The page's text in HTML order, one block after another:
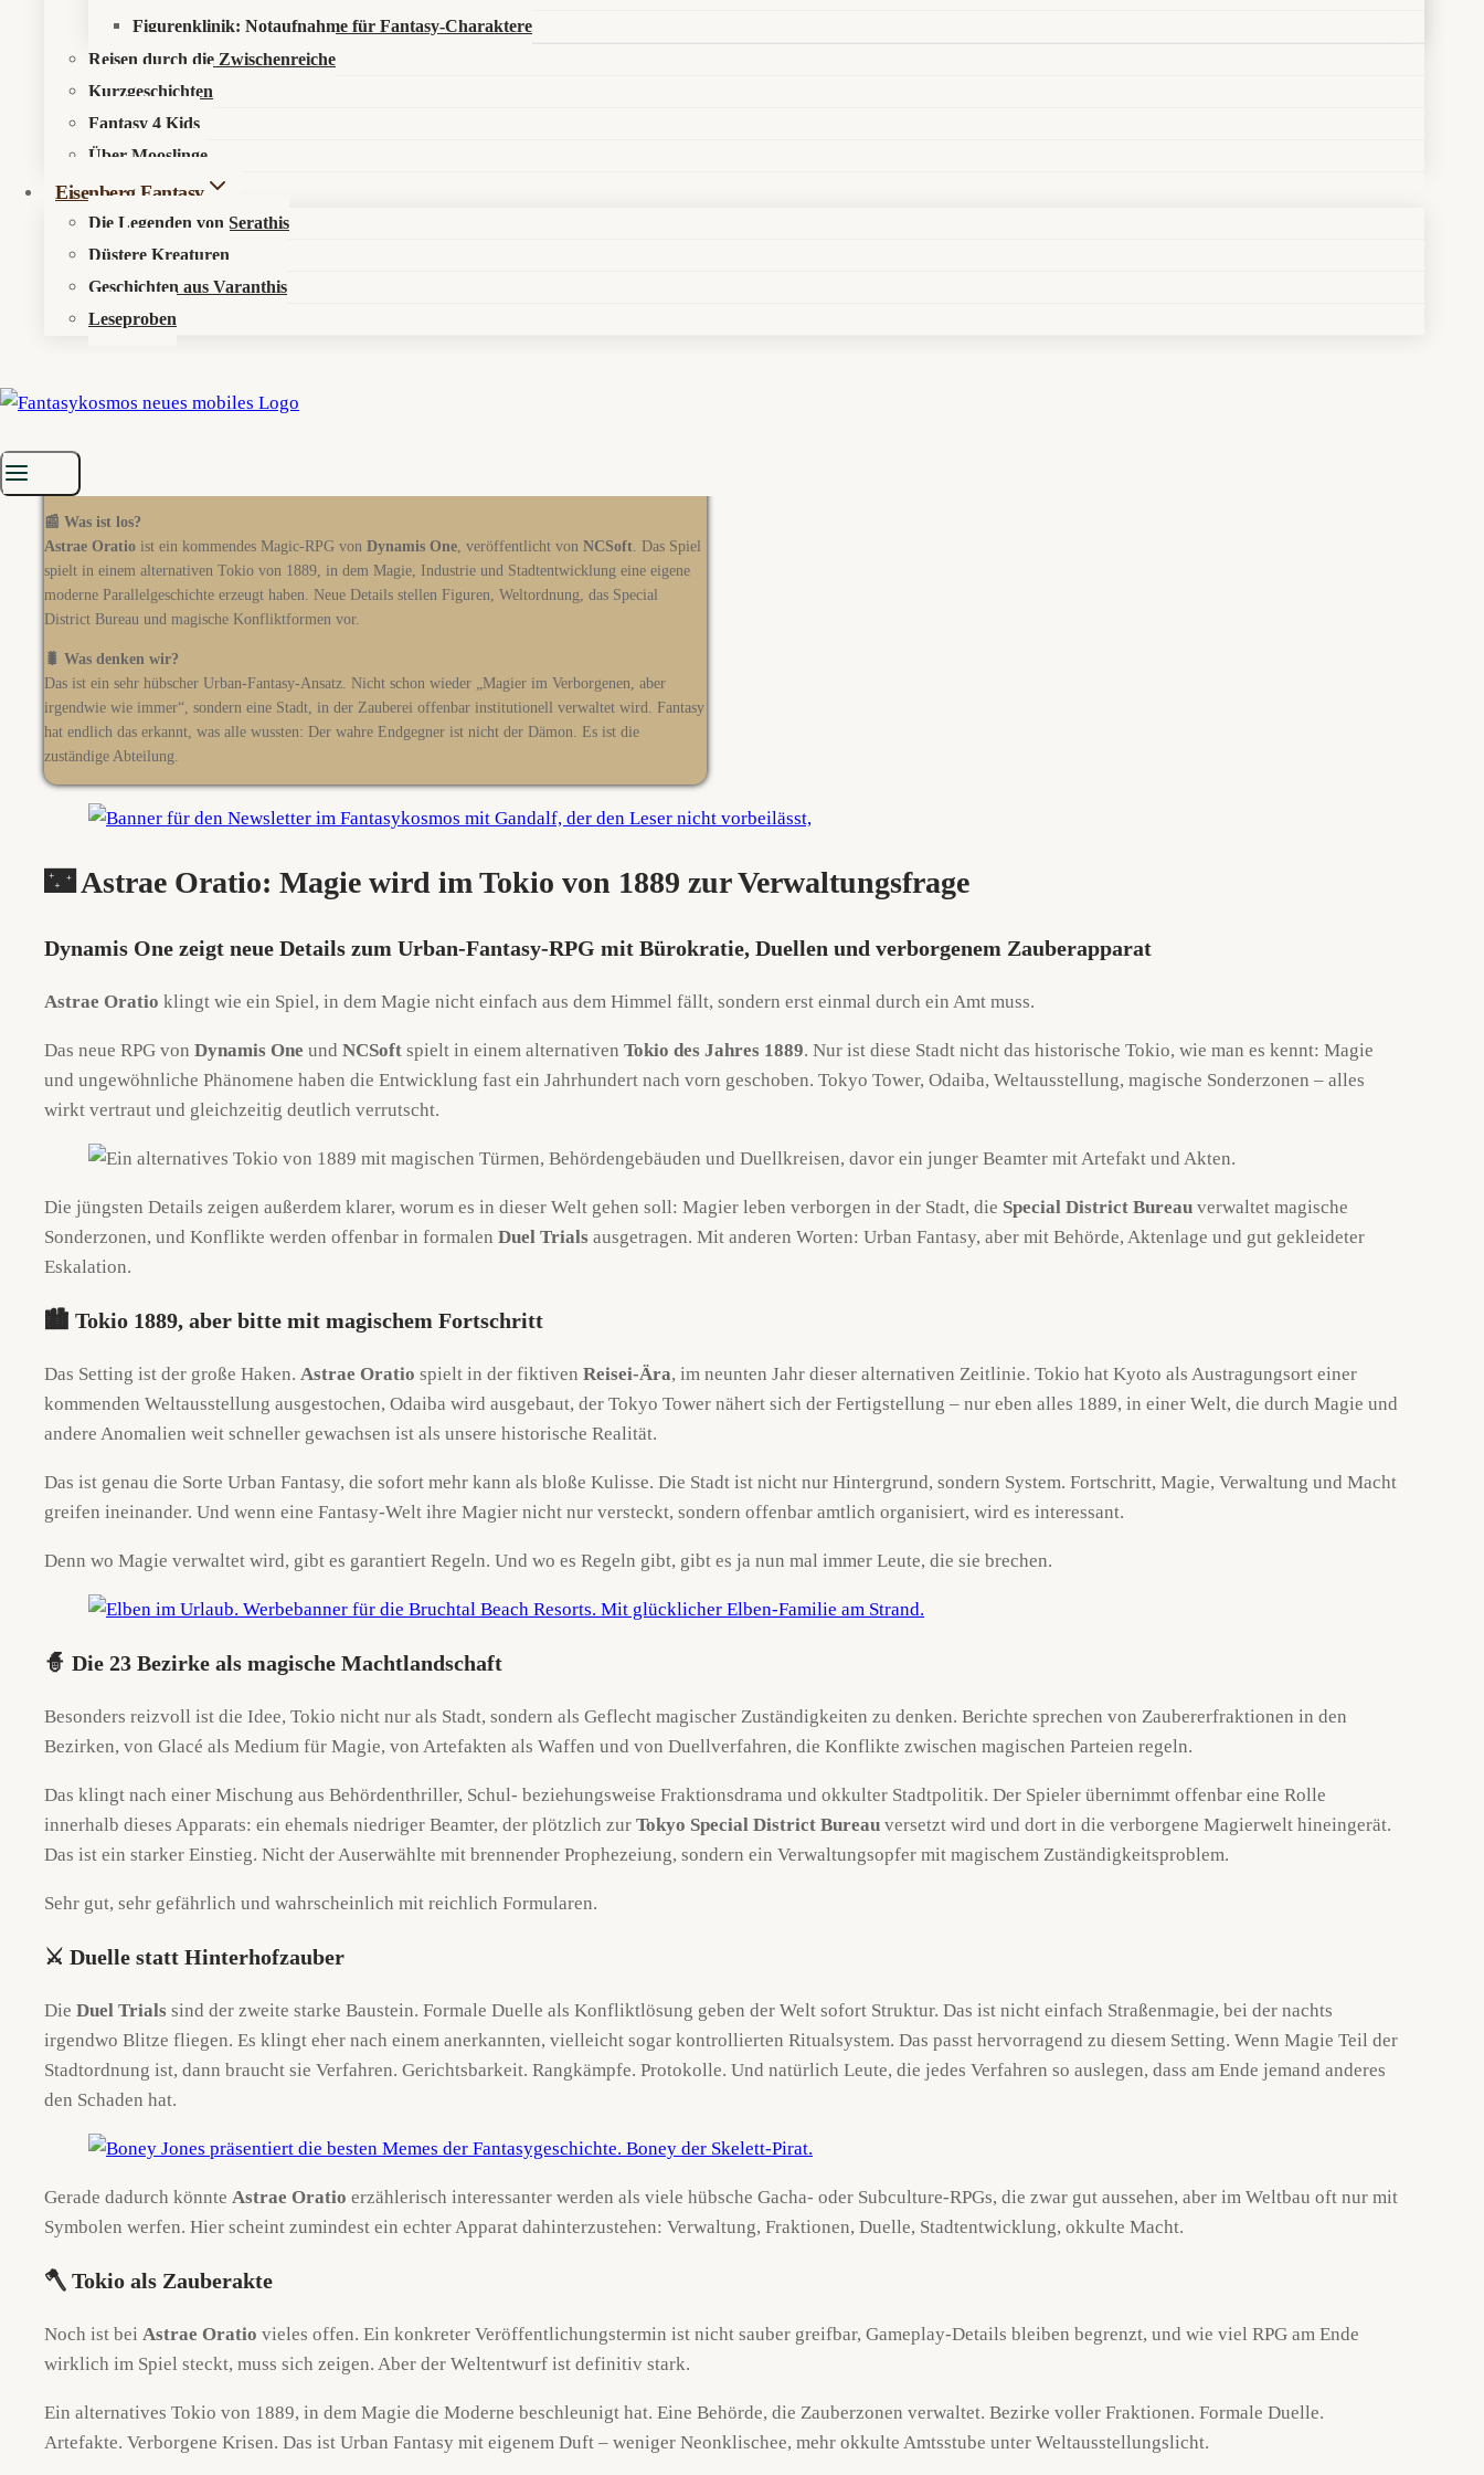
Figurenklinik: Notaufnahme für Fantasy-Charaktere
Reisen durch die Zwischenreiche
Kurzgeschichten
Fantasy 4 Kids
Über Mooslinge
Eisenberg Fantasy
Die Legenden von Serathis
Düstere Kreaturen
Geschichten aus Varanthis
Leseproben
Startseite»Aktuelles
📰 Was ist los?
Astrae Oratio ist ein kommendes Magic-RPG von Dynamis One, veröffentlicht von NCSoft. Das Spiel
spielt in einem alternativen Tokio von 1889, in dem Magie, Industrie und Stadtentwicklung eine eigene
moderne Parallelgeschichte erzeugt haben. Neue Details stellen Figuren, Weltordnung, das Special
District Bureau und magische Konfliktformen vor.
🐛 Was denken wir?
Das ist ein sehr hübscher Urban-Fantasy-Ansatz. Nicht schon wieder „Magier im Verborgenen, aber
irgendwie wie immer“, sondern eine Stadt, in der Zauberei offenbar institutionell verwaltet wird. Fantasy
hat endlich das erkannt, was alle wussten: Der wahre Endgegner ist nicht der Dämon. Es ist die
zuständige Abteilung.
🌃 Astrae Oratio: Magie wird im Tokio von 1889 zur Verwaltungsfrage
Dynamis One zeigt neue Details zum Urban-Fantasy-RPG mit Bürokratie, Duellen und verborgenem Zauberapparat
Astrae Oratio klingt wie ein Spiel, in dem Magie nicht einfach aus dem Himmel fällt, sondern erst einmal durch ein Amt muss.
Das neue RPG von Dynamis One und NCSoft spielt in einem alternativen Tokio des Jahres 1889. Nur ist diese Stadt nicht das historische Tokio, wie man es kennt: Magie
und ungewöhnliche Phänomene haben die Entwicklung fast ein Jahrhundert nach vorn geschoben. Tokyo Tower, Odaiba, Weltausstellung, magische Sonderzonen – alles
wirkt vertraut und gleichzeitig deutlich verrutscht.
Die jüngsten Details zeigen außerdem klarer, worum es in dieser Welt gehen soll: Magier leben verborgen in der Stadt, die Special District Bureau verwaltet magische
Sonderzonen, und Konflikte werden offenbar in formalen Duel Trials ausgetragen. Mit anderen Worten: Urban Fantasy, aber mit Behörde, Aktenlage und gut gekleideter
Eskalation.
🏙️ Tokio 1889, aber bitte mit magischem Fortschritt
Das Setting ist der große Haken. Astrae Oratio spielt in der fiktiven Reisei-Ära, im neunten Jahr dieser alternativen Zeitlinie. Tokio hat Kyoto als Austragungsort einer
kommenden Weltausstellung ausgestochen, Odaiba wird ausgebaut, der Tokyo Tower nähert sich der Fertigstellung – nur eben alles 1889, in einer Welt, die durch Magie und
andere Anomalien weit schneller gewachsen ist als unsere historische Realität.
Das ist genau die Sorte Urban Fantasy, die sofort mehr kann als bloße Kulisse. Die Stadt ist nicht nur Hintergrund, sondern System. Fortschritt, Magie, Verwaltung und Macht
greifen ineinander. Und wenn eine Fantasy-Welt ihre Magier nicht nur versteckt, sondern offenbar amtlich organisiert, wird es interessant.
Denn wo Magie verwaltet wird, gibt es garantiert Regeln. Und wo es Regeln gibt, gibt es ja nun mal immer Leute, die sie brechen.
🧙 Die 23 Bezirke als magische Machtlandschaft
Besonders reizvoll ist die Idee, Tokio nicht nur als Stadt, sondern als Geflecht magischer Zuständigkeiten zu denken. Berichte sprechen von Zaubererfraktionen in den
Bezirken, von Glacé als Medium für Magie, von Artefakten als Waffen und von Duellverfahren, die Konflikte zwischen magischen Parteien regeln.
Das klingt nach einer Mischung aus Behördenthriller, Schul- beziehungsweise Fraktionsdrama und okkulter Stadtpolitik. Der Spieler übernimmt offenbar eine Rolle
innerhalb dieses Apparats: ein ehemals niedriger Beamter, der plötzlich zur Tokyo Special District Bureau versetzt wird und dort in die verborgene Magierwelt hineingerät.
Das ist ein starker Einstieg. Nicht der Auserwählte mit brennender Prophezeiung, sondern ein Verwaltungsopfer mit magischem Zuständigkeitsproblem.
Sehr gut, sehr gefährlich und wahrscheinlich mit reichlich Formularen.
⚔️ Duelle statt Hinterhofzauber
Die Duel Trials sind der zweite starke Baustein. Formale Duelle als Konfliktlösung geben der Welt sofort Struktur. Das ist nicht einfach Straßenmagie, bei der nachts
irgendwo Blitze fliegen. Es klingt eher nach einem anerkannten, vielleicht sogar kontrollierten Ritualsystem. Das passt hervorragend zu diesem Setting. Wenn Magie Teil der
Stadtordnung ist, dann braucht sie Verfahren. Gerichtsbarkeit. Rangkämpfe. Protokolle. Und natürlich Leute, die jedes Verfahren so auslegen, dass am Ende jemand anderes
den Schaden hat.
Gerade dadurch könnte Astrae Oratio erzählerisch interessanter werden als viele hübsche Gacha- oder Subculture-RPGs, die zwar gut aussehen, aber im Weltbau oft nur mit
Symbolen werfen. Hier scheint zumindest ein echter Apparat dahinterzustehen: Verwaltung, Fraktionen, Duelle, Stadtentwicklung, okkulte Macht.
🪓 Tokio als Zauberakte
Noch ist bei Astrae Oratio vieles offen. Ein konkreter Veröffentlichungstermin ist nicht sauber greifbar, Gameplay-Details bleiben begrenzt, und wie viel RPG am Ende
wirklich im Spiel steckt, muss sich zeigen. Aber der Weltentwurf ist definitiv stark.
Ein alternatives Tokio von 1889, in dem Magie die Moderne beschleunigt hat. Eine Behörde, die Zauberzonen verwaltet. Bezirke voller Fraktionen. Formale Duelle.
Artefakte. Verborgene Krisen. Das ist Urban Fantasy mit eigenem Duft – weniger Neonklischee, mehr okkulte Amtsstube unter Weltausstellungslicht.